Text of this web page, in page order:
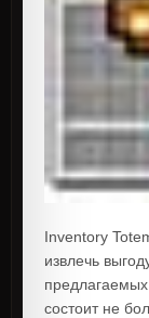
Inventory
извлечь
состоит не